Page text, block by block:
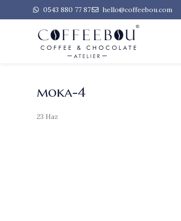
0543 880 77 87 hello@coffeebou.com
moka-4
23 Haz